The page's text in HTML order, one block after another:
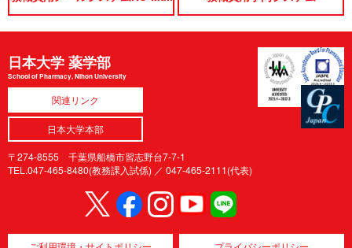
日本大学 薬学部
School of Pharmacy, Nihon University
関連リンク
日本大学本部
〒274-8555 千葉県船橋市習志野台7-7-1
TEL.047-465-8480(教務課入試係) ／ 047-465-2111(代表)